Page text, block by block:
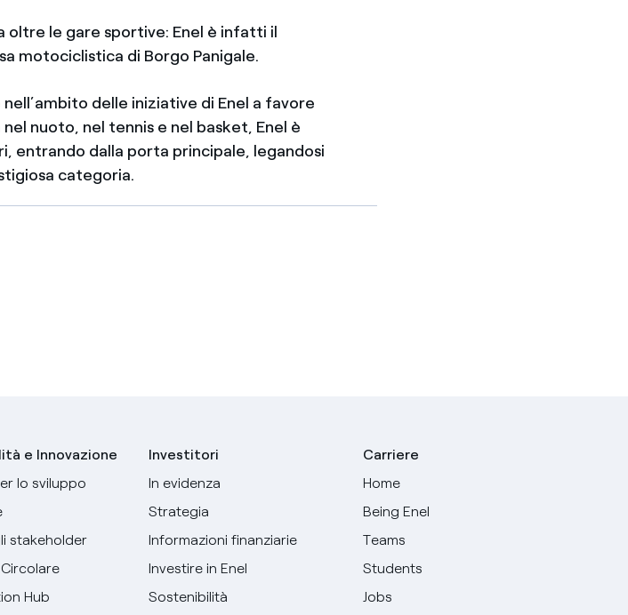
oltre le gare sportive: Enel è infatti il
motociclistica di Borgo Panigale.
delle iniziative di Enel a favore
nuoto, nel tennis e nel basket, Enel è
entrando dalla porta principale, legandosi
categoria.
e Innovazione
lo sviluppo
stakeholder
Hub
Investitori
In evidenza
Strategia
Informazioni finanziarie
Investire in Enel
Sostenibilità
Carriere
Home
Being Enel
Teams
Students
Jobs